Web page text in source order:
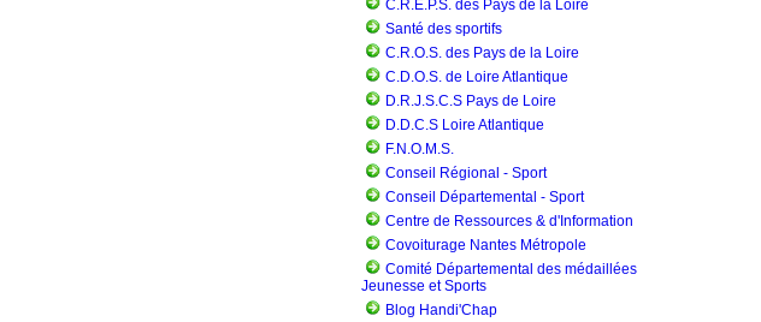
C.R.E.P.S. des Pays de la Loire
Santé des sportifs
C.R.O.S. des Pays de la Loire
C.D.O.S. de Loire Atlantique
D.R.J.S.C.S Pays de Loire
D.D.C.S Loire Atlantique
F.N.O.M.S.
Conseil Régional - Sport
Conseil Départemental - Sport
Centre de Ressources & d'Information
Covoiturage Nantes Métropole
Comité Départemental des médaillées
Jeunesse et Sports
Blog Handi'Chap